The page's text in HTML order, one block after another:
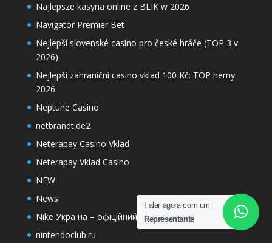
Falar agora com um
Representante
Najlepsze kasyna online z BLIK w 2026
Navigator Premier Bet
Nejlepší slovenské casino pro české hráče (TOP 3 v
2026)
Nejlepší zahraniční casino vklad 100 Kč: TOP herny
2026
Neptune Casino
netbrandt.de2
Neterapay Casino Vklad
Neterapay Vklad Casino
NEW
News
Nike Україна – офіційний інтернет магазин
nintendoclub.ru